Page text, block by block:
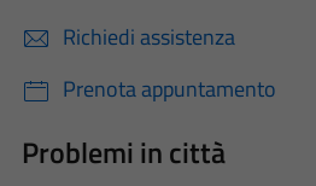
Richiedi assistenza
Prenota appuntamento
Problemi in città